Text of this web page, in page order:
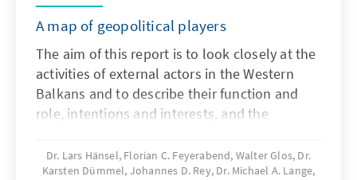
A map of geopolitical players
The aim of this report is to look closely at the
activities of external actors in the Western
Balkans and to describe their function and
role, intentions and interests, and the
local and regional perceptions and
sensitivities and evaluates the involvement of
Dr. Lars Hänsel, Florian C. Feyerabend, Walter Glos, Dr.
Karsten Dümmel, Johannes D. Rey, Dr. Michael A. Lange,